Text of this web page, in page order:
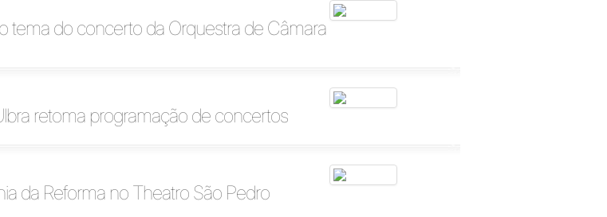
tema do concerto da Orquestra de Câmara
retoma programação de concertos
da Reforma no Theatro São Pedro